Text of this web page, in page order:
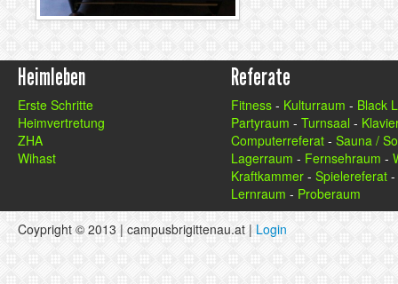
Heimleben
Erste Schritte
Heimvertretung
ZHA
Wihast
Referate
Fitness - Kulturraum - Black
Partyraum - Turnsaal -
Computerreferat - Sauna /
Lagerraum - Fernsehraum -
Kraftkammer - Spielereferat -
Lernraum - Proberaum
Coypright © 2013 | campusbrigittenau.at | Login